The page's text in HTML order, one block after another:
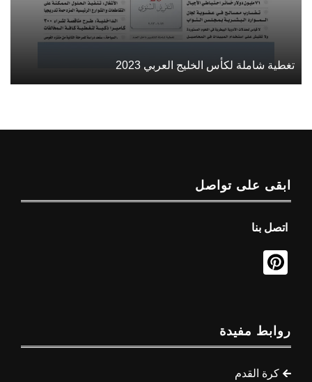
تغطية شاملة لكأس الخليج العربي 2023
ابقى على تواصل
اتصل بنا
روابط مفيدة
كرة القدم